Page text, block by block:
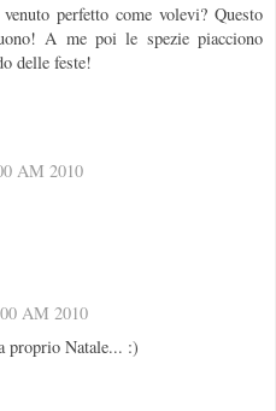
perfetto come volevi? Questo
A me poi le spezie piacciono
delle feste!
AM 2010
AM 2010
proprio Natale... :)